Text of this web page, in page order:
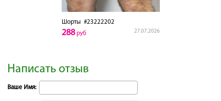
Шорты #23222202
27.07.2026
288руб
Написать отзыв
Ваше Имя: